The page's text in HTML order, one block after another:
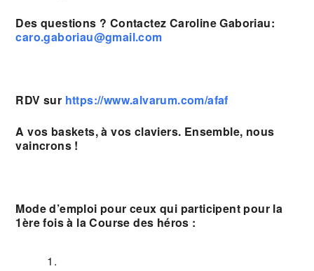
Des questions ? Contactez Caroline Gaboriau:
caro.gaboriau@gmail.com
RDV sur https://www.alvarum.com/afaf
A vos baskets, à vos claviers. Ensemble, nous
vaincrons !
Mode d’emploi pour ceux qui participent pour la
1ère fois à la Course des héros :